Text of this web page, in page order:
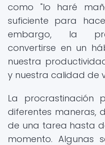
como "lo haré
suficiente para
embargo, la
convertirse en un
nuestra
y nuestra calidad de
La procrastinación
diferentes maneras,
de una tarea hasta
momento. Algunas